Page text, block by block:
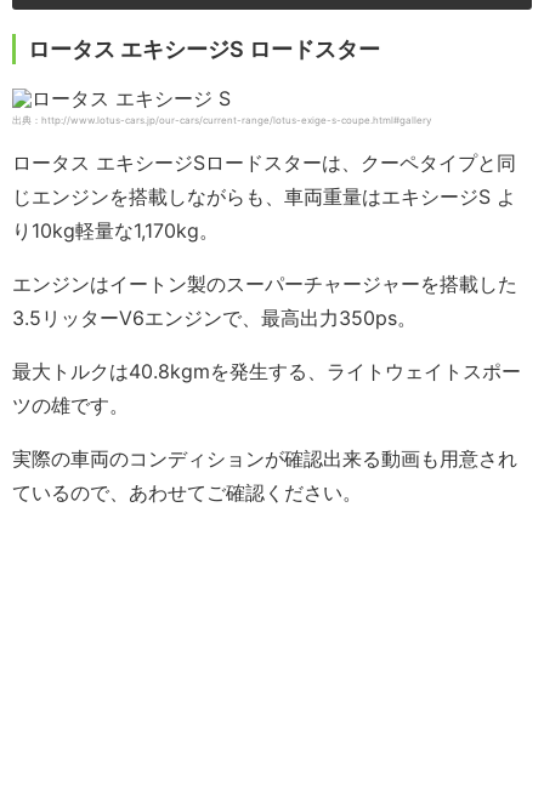
ロータス エキシージS ロードスター
出典：http://www.lotus-cars.jp/our-cars/current-range/lotus-exige-s-coupe.html#gallery
ロータス エキシージSロードスターは、クーペタイプと同
じエンジンを搭載しながらも、車両重量はエキシージS よ
り10kg軽量な1,170kg。
エンジンはイートン製のスーパーチャージャーを搭載した
3.5リッターV6エンジンで、最高出力350ps。
最大トルクは40.8kgmを発生する、ライトウェイトスポー
ツの雄です。
実際の車両のコンディションが確認出来る動画も用意され
ているので、あわせてご確認ください。